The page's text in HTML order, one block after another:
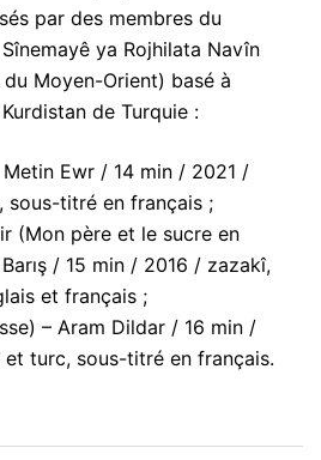
par des membres du
ya Rojhilata Navîn
Moyen-Orient) basé à
de Turquie :
Ewr / 14 min / 2021 /
sous-titré en français ;
(Mon père et le sucre en
/ 15 min / 2016 / zazakî,
et français ;
– Aram Dildar / 16 min /
turc, sous-titré en français.